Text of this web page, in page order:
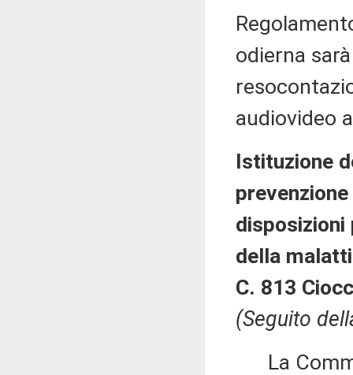
odierna
audiovideo
Istituzione
disposizioni
della
C. 813
(Seguito
La